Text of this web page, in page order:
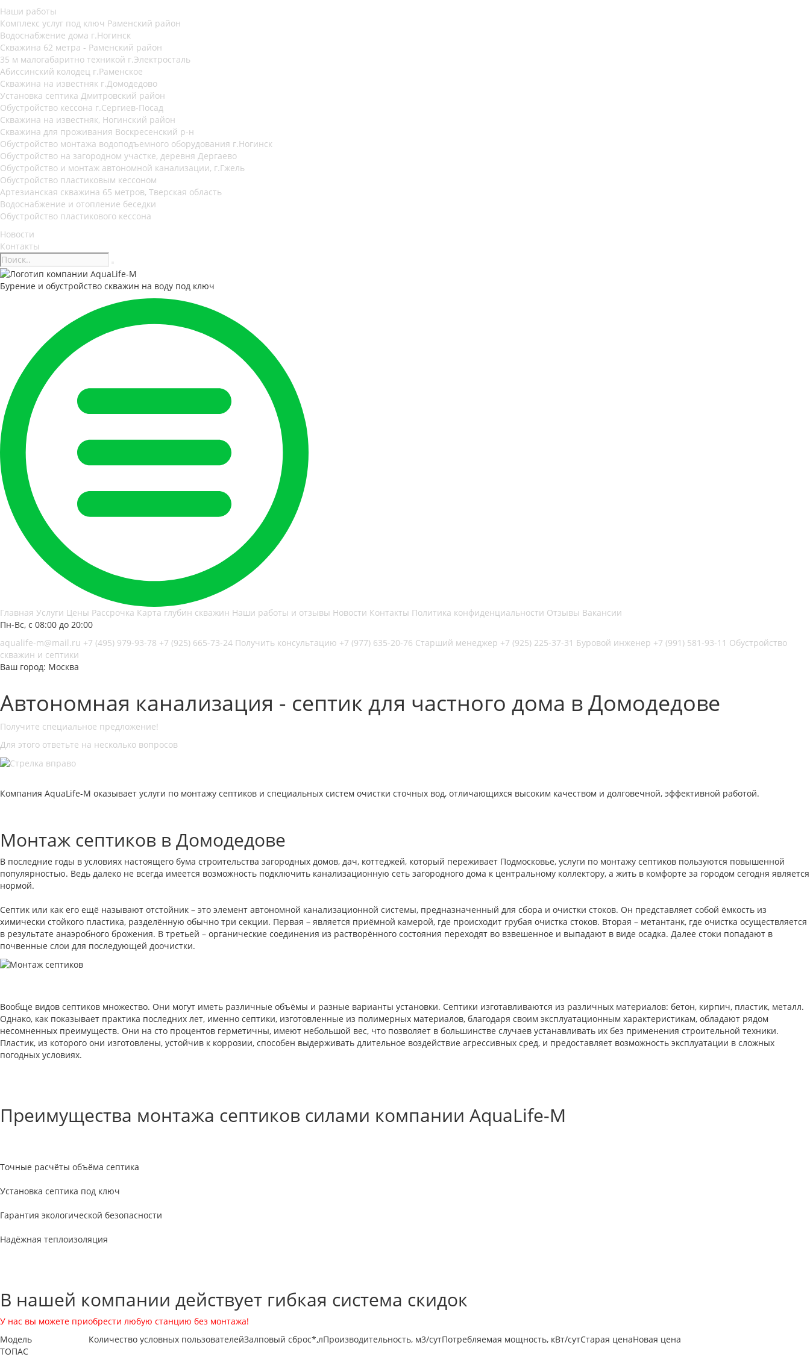
Наши работы
Комплекс услуг под ключ Раменский район
Водоснабжение дома г.Ногинск
Скважина 62 метра - Раменский район
35 м малогабаритно техникой г.Электросталь
Абиссинский колодец г.Раменское
Скважина на известняк г.Домодедово
Установка септика Дмитровский район
Обустройство кессона г.Сергиев-Посад
Скважина на известняк, Ногинский район
Скважина для проживания Воскресенский р-н
Обустройство монтажа водоподъемного оборудования г.Ногинск
Обустройство на загородном участке, деревня Дергаево
Обустройство и монтаж автономной канализации, г.Гжель
Обустройство пластиковым кессоном
Артезианская скважина 65 метров, Тверская область
Водоснабжение и отопление беседки
Обустройство пластикового кессона
Новости
Контакты
Бурение и обустройство скважин на воду под ключ
Главная Услуги Цены Рассрочка Карта глубин скважин Наши работы и отзывы Новости Контакты Политика конфиденциальности Отзывы Вакансии
Пн-Вс, с 08:00 до 20:00
aqualife-m@mail.ru +7 (495) 979-93-78 +7 (925) 665-73-24 Получить консультацию +7 (977) 635-20-76 Старший менеджер +7 (925) 225-37-31 Буровой инженер +7 (991) 581-93-11 Обустройство
скважин и септики
Ваш город: Москва
Автономная канализация - септик для частного дома в Домодедове
Получите специальное предложение!
Для этого ответьте на несколько вопросов
Компания AquaLife-M оказывает услуги по монтажу септиков и специальных систем очистки сточных вод, отличающихся высоким качеством и долговечной, эффективной работой.
Монтаж септиков в Домодедове
В последние годы в условиях настоящего бума строительства загородных домов, дач, коттеджей, который переживает Подмосковье, услуги по монтажу септиков пользуются повышенной
популярностью. Ведь далеко не всегда имеется возможность подключить канализационную сеть загородного дома к центральному коллектору, а жить в комфорте за городом сегодня является
нормой.
Септик или как его ещё называют отстойник – это элемент автономной канализационной системы, предназначенный для сбора и очистки стоков. Он представляет собой ёмкость из
химически стойкого пластика, разделённую обычно три секции. Первая – является приёмной камерой, где происходит грубая очистка стоков. Вторая – метантанк, где очистка осуществляется
в результате анаэробного брожения. В третьей – органические соединения из растворённого состояния переходят во взвешенное и выпадают в виде осадка. Далее стоки попадают в
почвенные слои для последующей доочистки.
Вообще видов септиков множество. Они могут иметь различные объёмы и разные варианты установки. Септики изготавливаются из различных материалов: бетон, кирпич, пластик, металл.
Однако, как показывает практика последних лет, именно септики, изготовленные из полимерных материалов, благодаря своим эксплуатационным характеристикам, обладают рядом
несомненных преимуществ. Они на сто процентов герметичны, имеют небольшой вес, что позволяет в большинстве случаев устанавливать их без применения строительной техники.
Пластик, из которого они изготовлены, устойчив к коррозии, способен выдерживать длительное воздействие агрессивных сред, и предоставляет возможность эксплуатации в сложных
погодных условиях.
Преимущества монтажа септиков силами компании AquaLife-M
Точные расчёты объёма септика
Установка септика под ключ
Гарантия экологической безопасности
Надёжная теплоизоляция
В нашей компании действует гибкая система скидок
У нас вы можете приобрести любую станцию без монтажа!
Модель
Количество условных пользователейЗалповый сброс*,лПроизводительность, м3/сутПотребляемая мощность, кВт/сутСтарая ценаНовая цена
ТОПАС